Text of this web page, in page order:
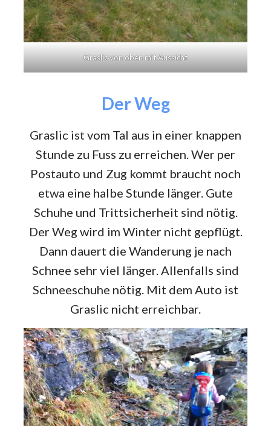
Graslic von oben mit Aussicht
Der Weg
Graslic ist vom Tal aus in einer knappen
Stunde zu Fuss zu erreichen. Wer per
Postauto und Zug kommt braucht noch
etwa eine halbe Stunde länger. Gute
Schuhe und Trittsicherheit sind nötig.
Der Weg wird im Winter nicht gepflügt.
Dann dauert die Wanderung je nach
Schnee sehr viel länger. Allenfalls sind
Schneeschuhe nötig. Mit dem Auto ist
Graslic nicht erreichbar.